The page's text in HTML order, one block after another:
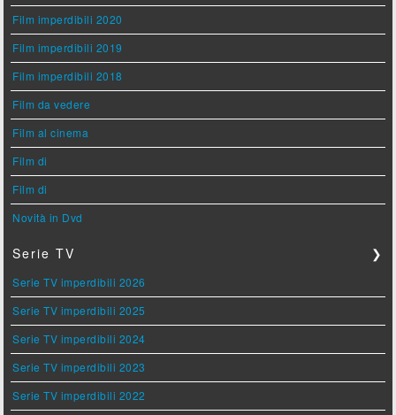
Film imperdibili 2020
Film imperdibili 2019
Film imperdibili 2018
Film da vedere
Film al cinema
Film di
Film di
Novità in Dvd
Serie TV ❯
Serie TV imperdibili 2026
Serie TV imperdibili 2025
Serie TV imperdibili 2024
Serie TV imperdibili 2023
Serie TV imperdibili 2022